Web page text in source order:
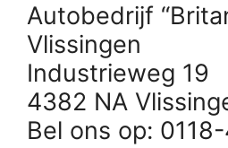
Autobedrijf
Vlissingen
Industrieweg 19
4382 NA
Bel ons op: